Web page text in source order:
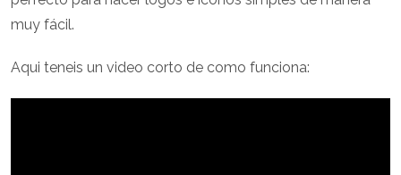
muy fácil.
Aqui teneis un video corto de como funciona: